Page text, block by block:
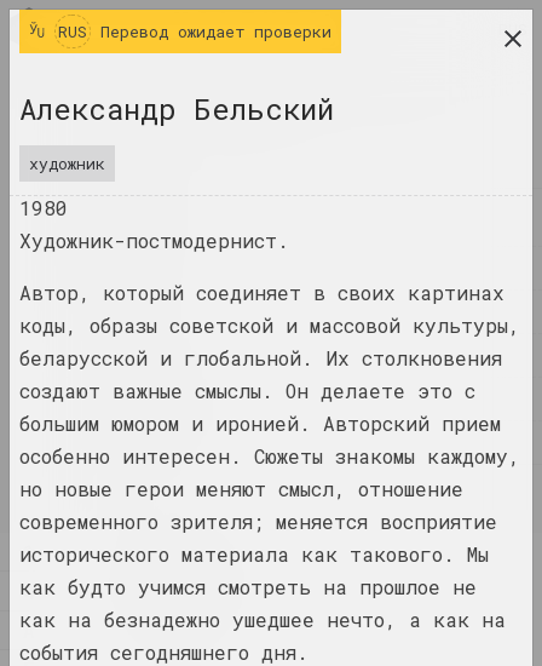
современного искусства
ЖУРНАЛ
СОБЫТИЯ
ПРОИЗВЕДЕНИЯ
ИНФО
RUS
1
4
А
1 1+1=1
дуэт
RUS Перевод ожидает проверки
Александр Бельский
художник
1980
Художник-постмодернист.
Автор, который соединяет в своих картинах
коды, образы советской и массовой культуры,
беларусской и глобальной. Их столкновения
создают важные смыслы. Он делаете это с
большим юмором и иронией. Авторский прием
особенно интересен. Сюжеты знакомы каждому,
но новые герои меняют смысл, отношение
современного зрителя; меняется восприятие
исторического материала как такового. Мы
как будто учимся смотреть на прошлое не
как на безнадежно ушедшее нечто, а как на
события сегодняшнего дня.